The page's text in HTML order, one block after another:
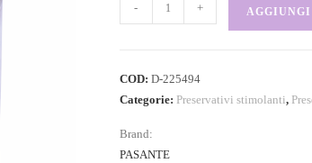
- +
COD: D-225494
Categorie: Preservativi stimolanti,
Brand:
PASANTE